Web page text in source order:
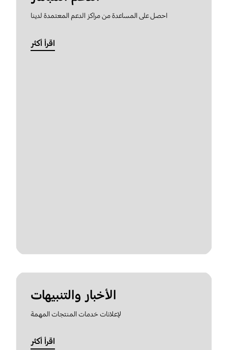
احصل على المساعدة من مراكز الدعم المعتمدة لدينا
اقرأ أكثر
الأخبار والتنبيهات
لإعلانات خدمات المنتجات المهمة
اقرأ أكثر